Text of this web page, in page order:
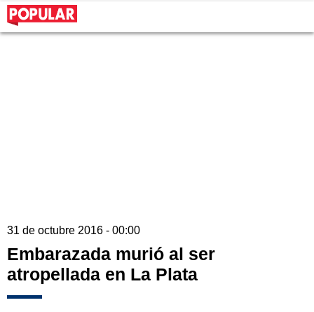
31 de octubre 2016 - 00:00
Embarazada murió al ser
atropellada en La Plata